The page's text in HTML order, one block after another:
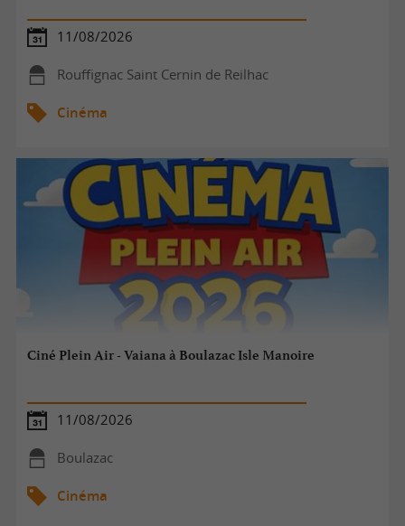
11/08/2026
Rouffignac Saint Cernin de Reilhac
Cinéma
Ciné Plein Air - Vaiana à Boulazac Isle Manoire
11/08/2026
Boulazac
Cinéma